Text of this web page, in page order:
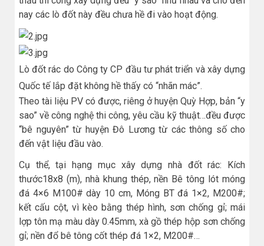
nay các lò đốt này đều chưa hề đi vào hoạt động.
Lò đốt rác do Công ty CP đầu tư phát triển và xây dựng
Quốc tế lắp đặt không hề thấy có “nhãn mác”.
Theo tài liệu PV có được, riêng ở huyện Quỳ Hợp, bản “y
sao” về công nghệ thi công, yêu cầu kỹ thuật…đều được
“bê nguyên” từ huyện Đô Lương từ các thông số cho
đến vật liệu đầu vào.
Cụ thể, tại hạng mục xây dựng nhà đốt rác: Kích
thước18x8 (m), nhà khung thép, nền Bê tông lót móng
đá 4×6 M100# dày 10 cm, Móng BT đá 1×2, M200#;
kết cấu cột, vì kèo bằng thép hình, sơn chống gỉ; mái
lợp tôn mạ màu dày 0.45mm, xà gồ thép hộp sơn chống
gỉ; nền đổ bê tông cốt thép đá 1×2, M200#…